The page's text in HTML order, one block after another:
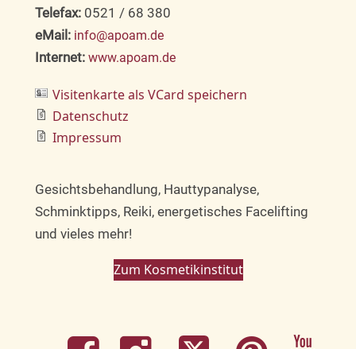
Telefax:0521 / 68 380
eMail: info@apoam.de
Internet: www.apoam.de
Visitenkarte als VCard speichern
Datenschutz
Impressum
Gesichtsbehandlung, Hauttypanalyse,
Schminktipps, Reiki, energetisches Facelifting
und vieles mehr!
Zum Kosmetikinstitut